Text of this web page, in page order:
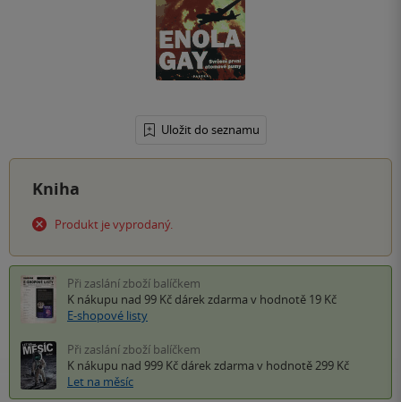
Uložit do seznamu
Kniha
Produkt je vyprodaný.
Při zaslání zboží balíčkem
K nákupu nad 99 Kč dárek zdarma v hodnotě 19 Kč
E-shopové listy
Při zaslání zboží balíčkem
K nákupu nad 999 Kč dárek zdarma v hodnotě 299 Kč
Let na měsíc